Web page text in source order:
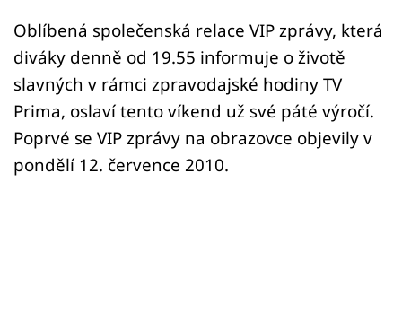
Přihlášení
Sledujte nás
Oblíbená společenská relace VIP zprávy, která
diváky denně od 19.55 informuje o životě
slavných v rámci zpravodajské hodiny TV
Prima, oslaví tento víkend už své páté výročí.
Poprvé se VIP zprávy na obrazovce objevily v
pondělí 12. července 2010.